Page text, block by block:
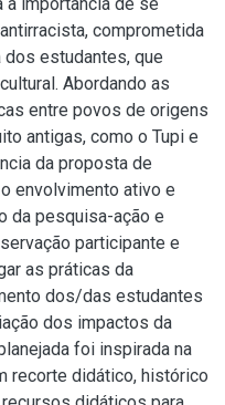
comprometida
estudantes, que
Abordando as
entre povos de origens
antigas, como o Tupi e
da proposta de
envolvimento ativo e
da pesquisa-ação e
participante e
as práticas da
dos/das estudantes
dos impactos da
foi inspirada na
recorte didático, histórico